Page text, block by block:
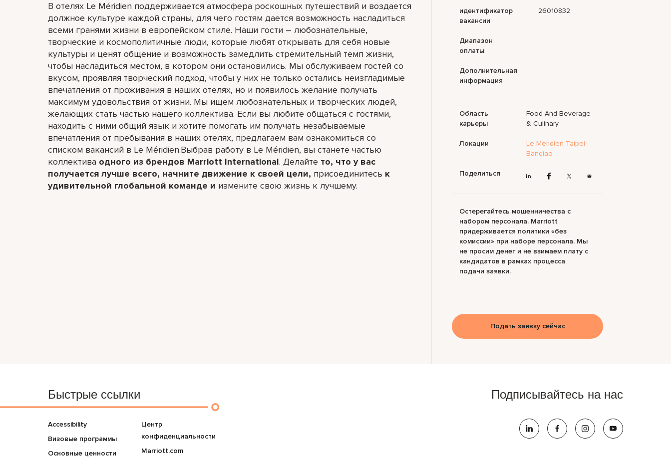
В отелях Le Méridien поддерживается атмосфера роскошных путешествий и воздается
должное культуре каждой страны, для чего гостям дается возможность насладиться
всеми гранями жизни в европейском стиле. Наши гости – любознательные,
творческие и космополитичные люди, которые любят открывать для себя новые
культуры и ценят общение и возможность замедлить стремительный темп жизни,
чтобы насладиться местом, в котором они остановились. Мы обслуживаем гостей со
вкусом, проявляя творческий подход, чтобы у них не только остались неизгладимые
впечатления от проживания в наших отелях, но и появилось желание получать
максимум удовольствия от жизни. Мы ищем любознательных и творческих людей,
желающих стать частью нашего коллектива. Если вы любите общаться с гостями,
находить с ними общий язык и хотите помогать им получать незабываемые
впечатления от пребывания в наших отелях, предлагаем вам ознакомиться со
списком вакансий в Le Méridien.Выбрав работу в Le Méridien, вы станете частью
коллектива одного из брендов Marriott International. Делайте то, что у вас
получается лучше всего,​ начните движение к своей цели, присоединитесь к
удивительной глобальной команде и измените свою жизнь к лучшему.
идентификатор
вакансии
26010832
Диапазон
оплаты
Дополнительная
информация
Область
карьеры
Food And Beverage
& Culinary
Локации
Le Meridien Taipei
Banqiao
Поделиться
Остерегайтесь мошенничества с
набором персонала. Marriott
придерживается политики «без
комиссии» при наборе персонала. Мы
не просим денег и не взимаем плату с
кандидатов в рамках процесса
подачи заявки.
Подать заявку сейчас
Быстрые ссылки
Accessibility
Визовые программы
Основные ценности
Центр
конфиденциальности
Marriott.com
Подписывайтесь на нас